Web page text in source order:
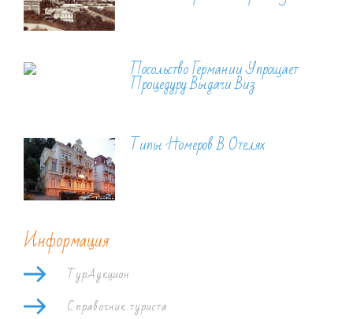
Посольство Германии Упрощает
Процедуру Выдачи Виз
Типы Номеров В Отелях
Информация
ТурАукцион
Справочник туриста